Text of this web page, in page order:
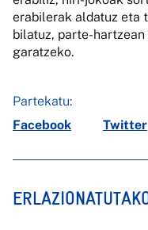
erabilerak aldatuz eta
bilatuz, parte-
garatzeko.
Partekatu:
Facebook
Twitter